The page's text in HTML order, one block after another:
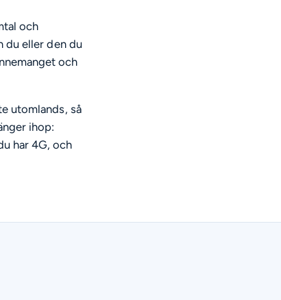
och
du eller den du
och
utomlands, så
ihop:
har 4G, och